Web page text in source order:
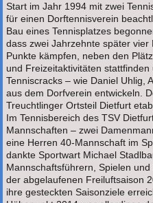
Start im Jahr 1994 mit zwei
für einen Dorftennisverein
Bau eines Tennisplatzes
dass zwei Jahrzehnte später
Punkte kämpfen, neben den
und Freizeitaktivitäten
Tenniscracks – wie Daniel Uhlig,
aus dem Dorfverein entwickeln.
Treuchtlinger Ortsteil Dietfurt
Im Tennisbereich des TSV
Mannschaften – zwei
eine Herren 40-Mannschaft im
dankte Sportwart Michael
Mannschaftsführern, Spielen
der abgelaufenen Freiluftsaison
ihre gesteckten Saisonziele